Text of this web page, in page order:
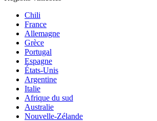
Chili
France
Allemagne
Grèce
Portugal
Espagne
États-Unis
Argentine
Italie
Afrique du sud
Australie
Nouvelle-Zélande